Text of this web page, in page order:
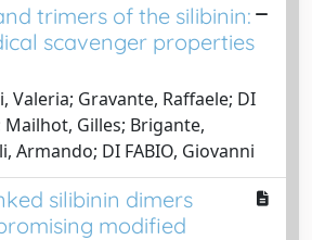
trimers of the silibinin:
scavenger properties
Valeria; Gravante, Raffaele; DI
Mailhot, Gilles; Brigante,
Armando; DI FABIO, Giovanni
silibinin dimers
modified